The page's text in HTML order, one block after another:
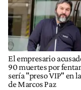
El empresario
90 muertes por
sería "preso VIP" en
de Marcos Paz